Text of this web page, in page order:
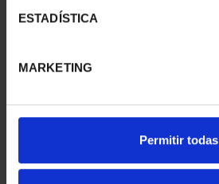
ESTADÍSTICA
MARKETING
Permitir todas
- PAMPLONA
73,00 €